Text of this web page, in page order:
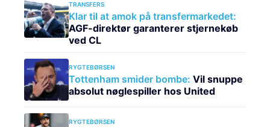
TRANSFERS
Klar til at amok på transfermarkedet:
AGF-direktør garanterer stjernekøb
ved CL
RYGTEBØRSEN
Tottenham smider bombe: Vil snuppe
absolut nøglespiller hos United
RYGTEBØRSEN